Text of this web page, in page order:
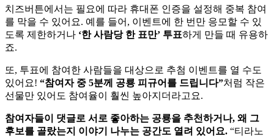
치즈버튼에서는 필요에 따라 휴대폰 인증을 설정해 중복 참여
를 막을 수 있어요. 예를 들어, 이벤트에 한 번만 응모할 수 있
도록 제한하거나 ‘한 사람당 한 표만’ 투표하게 만들 때 유용하
죠.
또, 투표에 참여한 사람들을 대상으로 추첨 이벤트를 열 수도
있어요! “참여자 중 5분께 공룡 피규어를 드립니다”처럼 작은
선물만 있어도 참여율이 훨씬 높아지더라고요.
참여자들이 댓글로 서로 좋아하는 공룡을 추천하거나, 왜 그
후보를 골랐는지 이야기 나누는 공간도 열려 있어요. “티라노